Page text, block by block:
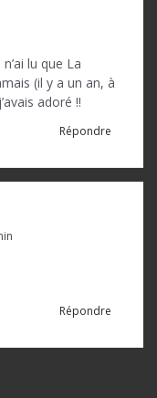
lu que La
(il y a un an, à
adoré !!
Répondre
Répondre